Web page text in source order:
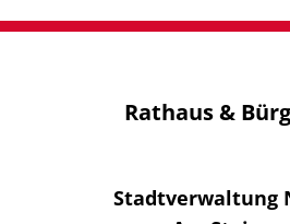
Rathaus &
Stadtverwaltung